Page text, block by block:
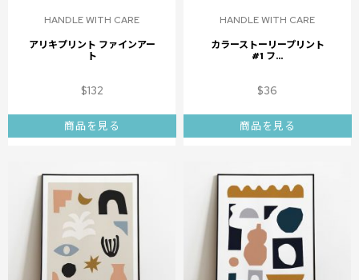
HANDLE WITH CARE
アリキプリント ファインアー
ト
$132
商品を見る
HANDLE WITH CARE
カラーストーリープリント
#1 フ...
$36
商品を見る